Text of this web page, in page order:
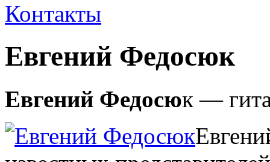
Контакты
Евгений Федосюк
Евгений Федосюк —